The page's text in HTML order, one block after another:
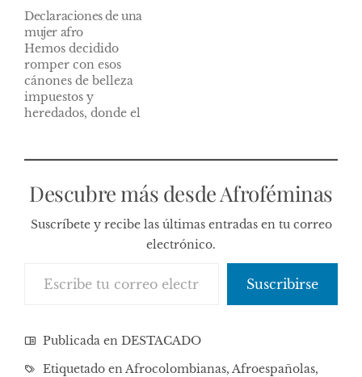
Declaraciones de una
mujer afro
Hemos decidido
romper con esos
cánones de belleza
impuestos y
heredados, donde el
de descuido, fealdad y
eliminado a toda
Descubre más desde Afroféminas
Suscríbete y recibe las últimas entradas en tu correo
electrónico.
Suscribirse
Publicada en DESTACADO
Etiquetado enAfrocolombianas, Afroespañolas,